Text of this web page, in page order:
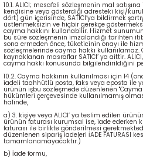
10.1. ALICI; mesafeli sözleşmenin mal
kendisine veya gösterdiği adresteki kişi/
dört) gün içerisinde, SATICI’ya bildirmek
üstlenmeksizin ve hiçbir gerekçe
cayma hakkını kullanabilir. Hizmet
bu süre sözleşmenin imzalandığı tarihten
sona ermeden önce, tüketicinin onayı ile
sözleşmelerinde cayma hakkı kullanılamaz.
kaynaklanan masraflar SATICI’ ya aittir.
cayma hakkı konusunda bilgilendirildiğini
10.2. Cayma hakkının kullanılması için 14
iadeli taahhütlü posta, faks veya eposta ile
ürünün işbu sözleşmede düzenlenen
hükümleri çerçevesinde kullanılmamış
halinde,
a) 3. kişiye veya ALICI’ ya teslim edilen
ürünün faturası kurumsal ise, iade ederken
faturası ile birlikte gönderilmesi
düzenlenen sipariş iadeleri İADE FATURASI
tamamlanamayacaktır.)
b) İade formu,